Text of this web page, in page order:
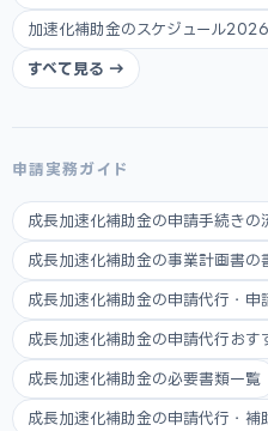
加速化補助金のスケジュール
すべて見る →
申請実務ガイド
成長加速化補助金の申請手続きの
成長加速化補助金の事業計画書の
成長加速化補助金の申請代行・申
成長加速化補助金の申請代行おす
成長加速化補助金の必要書類一覧
成長加速化補助金の申請代行・補